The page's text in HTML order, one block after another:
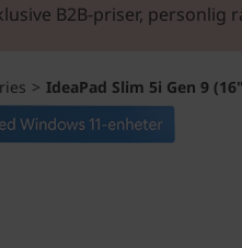
B2B-priser, personlig
> IdeaPad Slim 5i Gen 9